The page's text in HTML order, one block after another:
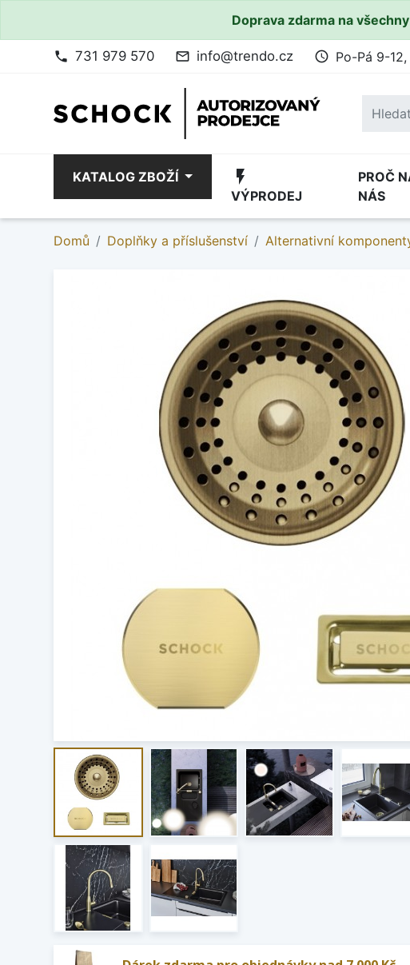
Doprava zdarma na
phone 731 979 570 mail_outline info@trendo.cz access_time Po-Pá 9-12,
KATALOG ZBOŽÍ flash_on
VÝPRODEJ
PROČ
NÁS
Domů Doplňky a příslušenství Alternativní